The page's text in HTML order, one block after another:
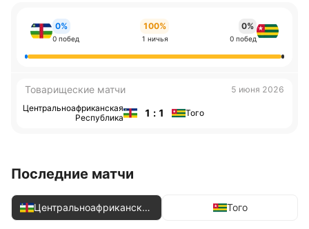
0%
0 побед
100%
1 ничья
0%
0 побед
Товарищеские матчи
5 июня 2026
Центральноафриканская
Республика
1 : 1 Того
Последние матчи
Центральноафриканская
Республика
Того